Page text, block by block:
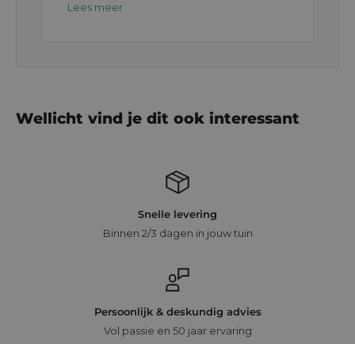
Lees meer
Wellicht vind je dit ook interessant
Snelle levering
Binnen 2/3 dagen in jouw tuin
Persoonlijk & deskundig advies
Vol passie en 50 jaar ervaring